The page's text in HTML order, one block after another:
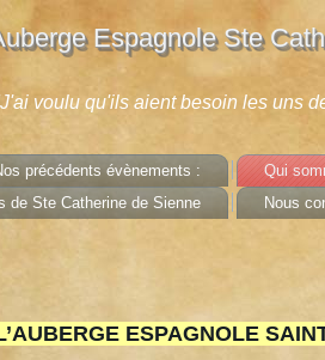
Espagnole Ste
voulu qu'ils aient besoin les uns
précédents évènements : Qui
de Ste Catherine de Sienne
Nous
ESPAGNOLE